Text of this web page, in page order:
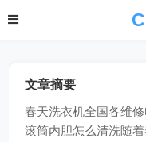
文章摘要
春天洗衣机全国各维
滚筒内胆怎么清洗随